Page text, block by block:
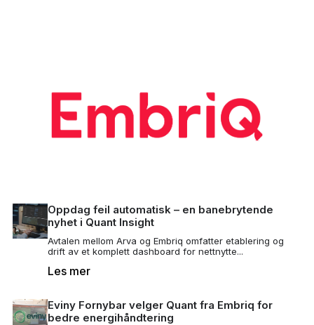
Oppdag feil automatisk – en banebrytende
nyhet i Quant Insight
Avtalen mellom Arva og Embriq omfatter etablering og
drift av et komplett dashboard for nettnytte...
Les mer
Eviny Fornybar velger Quant fra Embriq for
bedre energihåndtering